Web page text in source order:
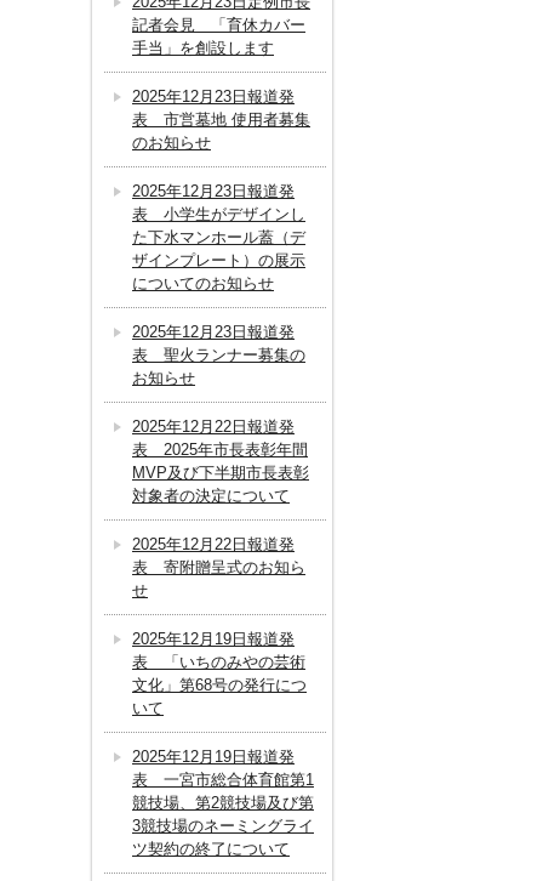
記者会見 「育休カバー
手当」を創設します
2025年12月23日報道発
表 市営墓地 使用者募集
のお知らせ
2025年12月23日報道発
表 小学生がデザインし
た下水マンホール蓋（デ
ザインプレート）の展示
についてのお知らせ
2025年12月23日報道発
表 聖火ランナー募集の
お知らせ
2025年12月22日報道発
表 2025年市長表彰年間
MVP及び下半期市長表彰
対象者の決定について
2025年12月22日報道発
表 寄附贈呈式のお知ら
せ
2025年12月19日報道発
表 「いちのみやの芸術
文化」第68号の発行につ
いて
2025年12月19日報道発
表 一宮市総合体育館第1
競技場、第2競技場及び第
3競技場のネーミングライ
ツ契約の終了について